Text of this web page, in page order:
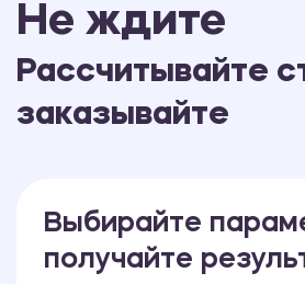
Не ждите
Рассчитывайте
заказывайте
Выбирайте
получайте